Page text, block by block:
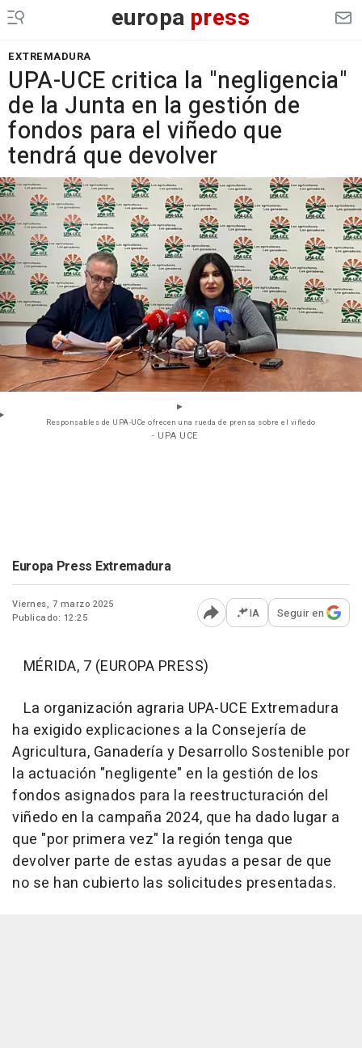
europa press
EXTREMADURA
UPA-UCE critica la "negligencia"
de la Junta en la gestión de
fondos para el viñedo que
tendrá que devolver
Responsables de UPA-UCe ofrecen una rueda de prensa sobre el viñedo
- UPA UCE
Europa Press Extremadura
Viernes, 7 marzo 2025
Publicado: 12:25
Abrir opciones para
IA Seguir en
MÉRIDA, 7 (EUROPA PRESS)
La organización agraria UPA-UCE Extremadura
ha exigido explicaciones a la Consejería de
Agricultura, Ganadería y Desarrollo Sostenible por
la actuación "negligente" en la gestión de los
fondos asignados para la reestructuración del
viñedo en la campaña 2024, que ha dado lugar a
que "por primera vez" la región tenga que
devolver parte de estas ayudas a pesar de que
no se han cubierto las solicitudes presentadas.